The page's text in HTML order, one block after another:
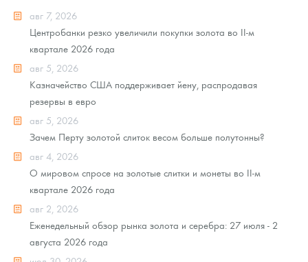
авг 7, 2026
Центробанки резко увеличили покупки золота во II-м
квартале 2026 года
авг 5, 2026
Казначейство США поддерживает йену, распродавая
резервы в евро
авг 5, 2026
Зачем Перту золотой слиток весом больше полутонны?
авг 4, 2026
О мировом спросе на золотые слитки и монеты во II-м
квартале 2026 года
авг 2, 2026
Еженедельный обзор рынка золота и серебра: 27 июля - 2
августа 2026 года